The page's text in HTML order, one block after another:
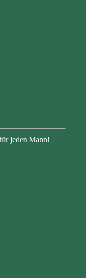
jeden Mann!